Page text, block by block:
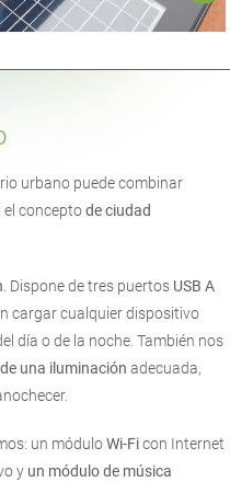
urbano puede combinar
el conceptode ciudad
. Dispone de tres puertos USB A
cargar cualquier dispositivo
día o de la noche. También nos
una iluminación adecuada,
un móduloWi-Ficon Internet
y un módulo de música